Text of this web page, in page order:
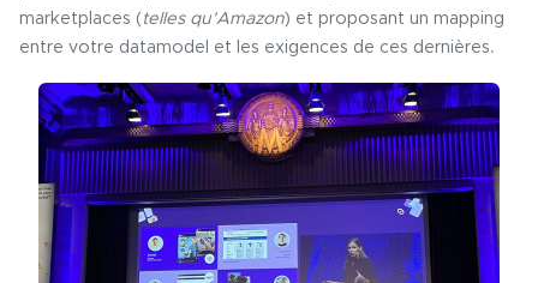
marketplaces ( telles qu’Amazon) et proposant un mapping
entre votre datamodel et les exigences de ces dernières.